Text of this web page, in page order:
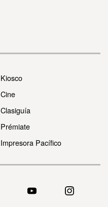
Kiosco
Cine
Clasiguía
Prémiate
Impresora Pacífico